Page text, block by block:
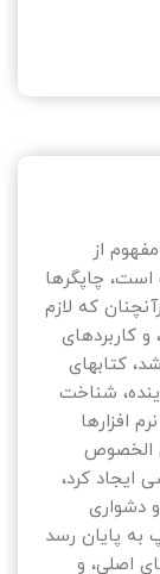
از
است، چاپگرها
که لازم
و کاربردهای
کتابهای
شناخت
افزارها
الخصوص
ایجاد کرد،
دشواری
به پایان رسد
اصلی، و